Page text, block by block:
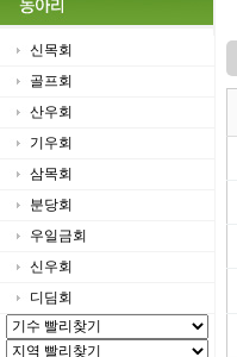
신목회
골프회
산우회
기우회
삼목회
분당회
우일금회
신우회
디딤회